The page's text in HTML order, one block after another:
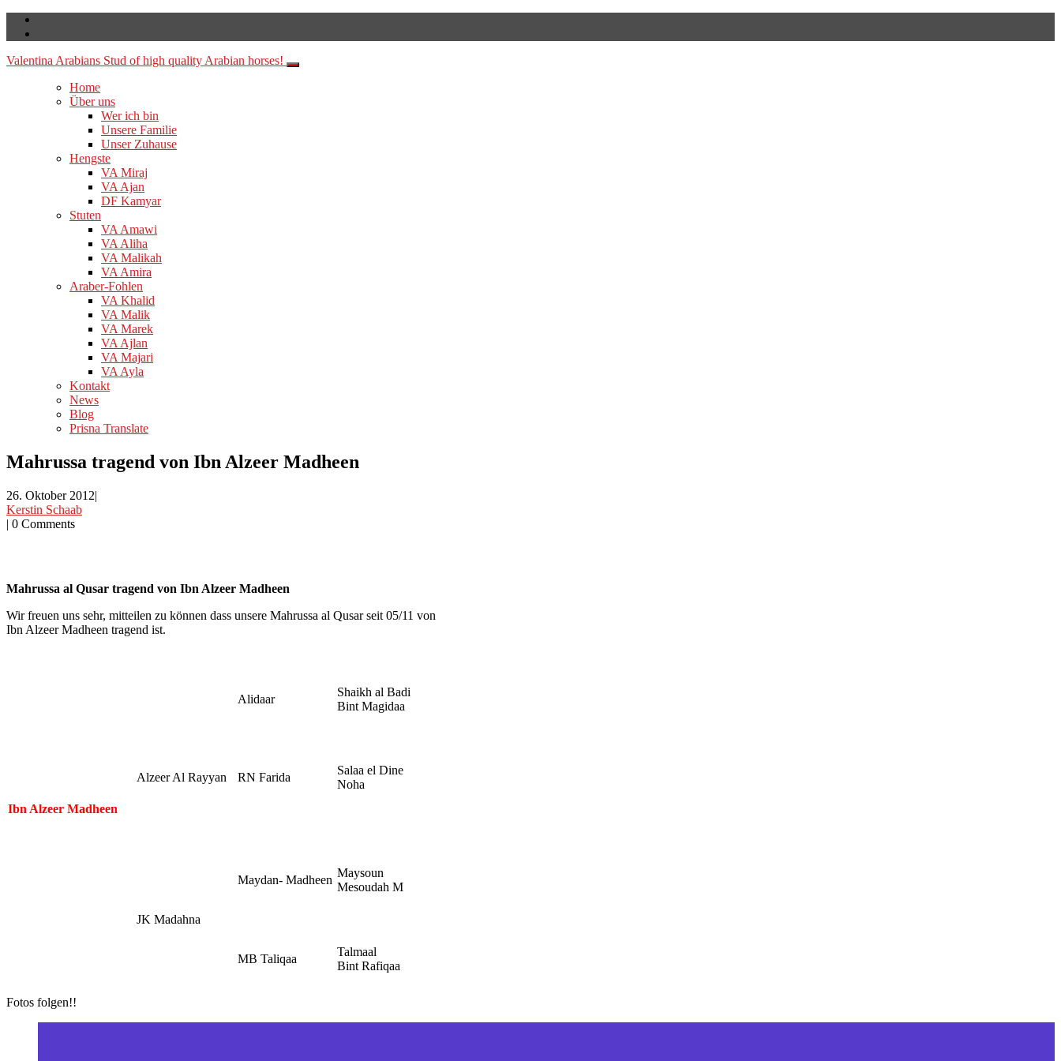
Valentina Arabians Stud of high quality Arabian horses!
Home
Über uns
Wer ich bin
Unsere Familie
Unser Zuhause
Hengste
VA Miraj
VA Ajan
DF Kamyar
Stuten
VA Amawi
VA Aliha
VA Malikah
VA Amira
Araber-Fohlen
VA Khalid
VA Malik
VA Marek
VA Ajlan
VA Majari
VA Ayla
Kontakt
News
Blog
Prisna Translate
Mahrussa tragend von Ibn Alzeer Madheen
26. Oktober 2012|
Kerstin Schaab
| 0 Comments
Mahrussa al Qusar tragend von Ibn Alzeer Madheen
Wir freuen uns sehr, mitteilen zu können dass unsere Mahrussa al Qusar seit 05/11 von
Ibn Alzeer Madheen tragend ist.
Alidaar
Shaikh al Badi
Bint Magidaa
Alzeer Al Rayyan RN Farida
Salaa el Dine
Noha
Ibn Alzeer Madheen
Maydan- Madheen
Maysoun
Mesoudah M
JK Madahna
MB Taliqaa
Talmaal
Bint Rafiqaa
Fotos folgen!!